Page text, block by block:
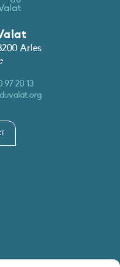
Arles
97 20 13